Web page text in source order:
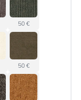
50 €
50 €